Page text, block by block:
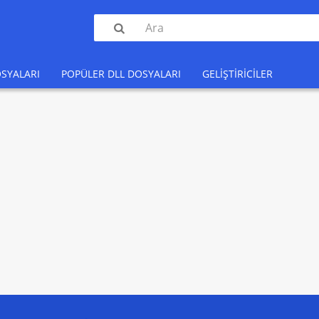

POPÜLER DLL DOSYALARI GELIŞTIRICILER